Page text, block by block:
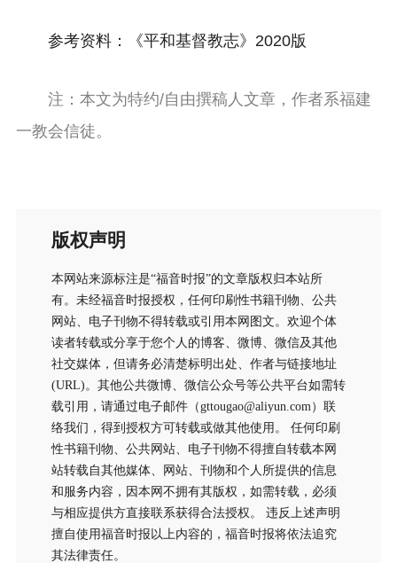
参考资料：《平和基督教志》2020版
注：本文为特约/自由撰稿人文章，作者系福建
一教会信徒。
版权声明
本网站来源标注是“福音时报”的文章版权归本站所
有。未经福音时报授权，任何印刷性书籍刊物、公共
网站、电子刊物不得转载或引用本网图文。欢迎个体
读者转载或分享于您个人的博客、微博、微信及其他
社交媒体，但请务必清楚标明出处、作者与链接地址
(URL)。其他公共微博、微信公众号等公共平台如需转
载引用，请通过电子邮件（gttougao@aliyun.com）联
络我们，得到授权方可转载或做其他使用。 任何印刷
性书籍刊物、公共网站、电子刊物不得擅自转载本网
站转载自其他媒体、网站、刊物和个人所提供的信息
和服务内容，因本网不拥有其版权，如需转载，必须
与相应提供方直接联系获得合法授权。 违反上述声明
擅自使用福音时报以上内容的，福音时报将依法追究
其法律责任。